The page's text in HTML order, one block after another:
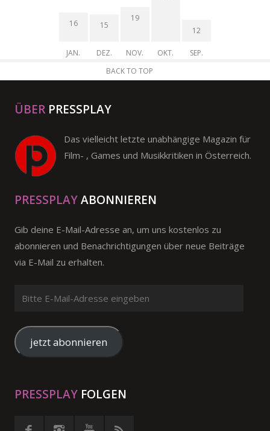
16
JAN.
15
DEZ.
19
NOV. OKT.
12
SEP.
BACK TO TOP
ÜBER PRESSPLAY
Das vielleicht letzte unabhängige Magazin für
Film- , Games und Musikkritiken in Österreich.
PRESSPLAYABONNIEREN
Gib deine E-Mail-Adresse an, um uns kostenlos zu
abonnieren und Benachrichtigungen über neue Beiträge
via E-Mail zu erhalten.
Mail-
Adresse
eingeben
jetzt abonnieren
PRESSPLAY FOLGEN